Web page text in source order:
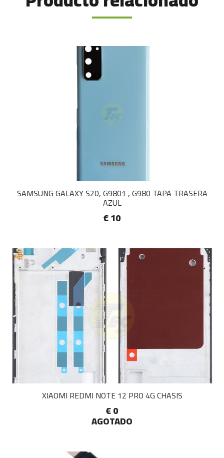
SAMSUNG GALAXY S20, G9801 , G980 TAPA TRASERA
AZUL
€ 10
XIAOMI REDMI NOTE 12 PRO 4G CHASIS
€ 0
AGOTADO